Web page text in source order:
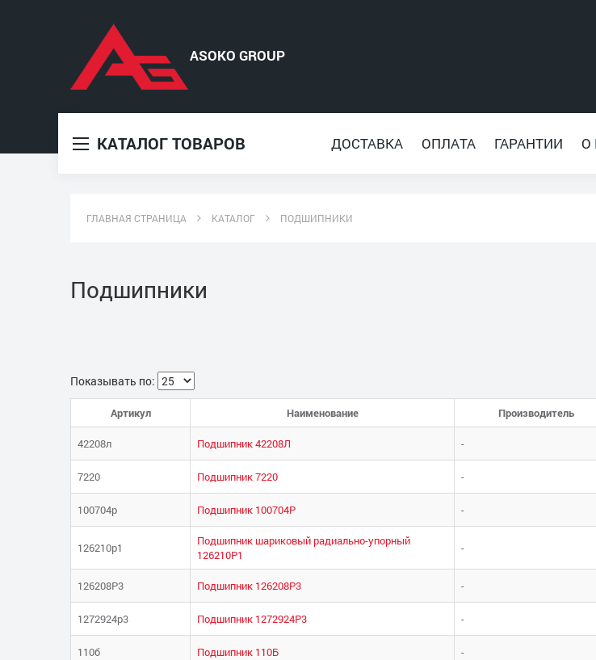
КАТАЛОГ ТОВАРОВ ДОСТАВКА ОПЛАТА ГАРАНТИИ О
ГЛАВНАЯ СТРАНИЦА КАТАЛОГ ПОДШИПНИКИ
Подшипники
Показывать по:
Артикул Наименование Производитель
42208л Подшипник 42208Л -
7220 Подшипник 7220 -
100704р Подшипник 100704Р -
126210р1
Подшипник шариковый радиально-упорный
126210Р1
-
126208Р3 Подшипник 126208Р3 -
1272924р3 Подшипник 1272924Р3 -
110б Подшипник 110Б -